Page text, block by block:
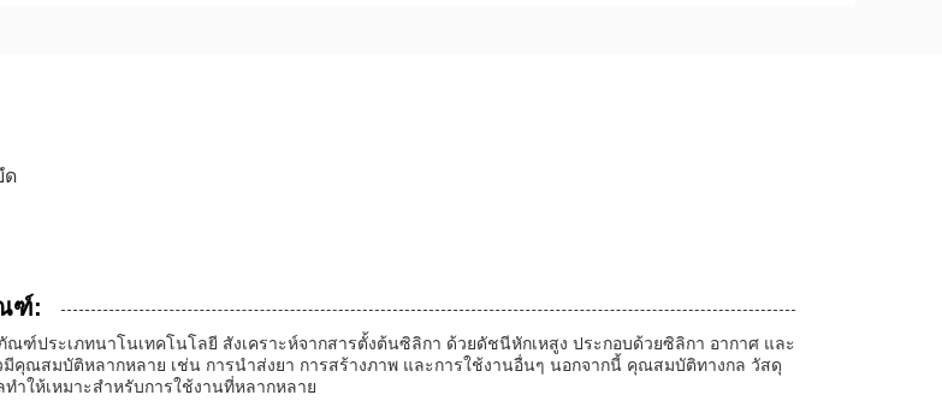
ด
ฑ์:
ณฑ์ประเภทนาโนเทคโนโลยี สังเคราะห์จากสารตั้งต้นซิลิกา ด้วยดัชนีหักเหสูง ประกอบด้วยซิลิกา อากาศ และ
มีคุณสมบัติหลากหลาย เช่น การนำส่งยา การสร้างภาพ และการใช้งานอื่นๆ นอกจากนี้ คุณสมบัติทางกล วัสดุ
ำให้เหมาะสำหรับการใช้งานที่หลากหลาย